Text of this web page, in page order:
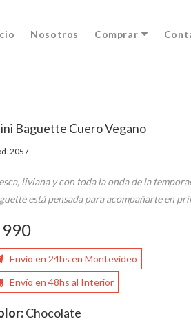
Nosotros Comprar
Baguette Cuero Vegano
2057
liviana y con toda la onda de la
está pensada para acompañarte en
Envío en 24hs en Montevideo
Envío en 48hs al Interior
Chocolate